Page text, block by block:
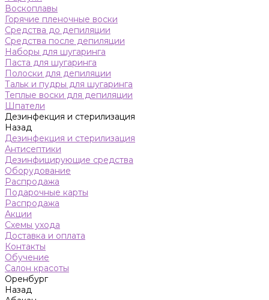
Воскоплавы
Горячие пленочные воски
Средства до депиляции
Средства после депиляции
Наборы для шугаринга
Паста для шугаринга
Полоски для депиляции
Тальк и пудры для шугаринга
Теплые воски для депиляции
Шпатели
Дезинфекция и стерилизация
Назад
Дезинфекция и стерилизация
Антисептики
Дезинфицирующие средства
Оборудование
Распродажа
Подарочные карты
Распродажа
Акции
Схемы ухода
Доставка и оплата
Контакты
Обучение
Салон красоты
Оренбург
Назад